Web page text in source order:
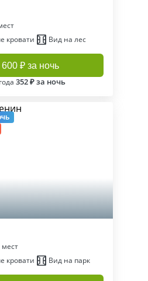
кровати
Вид на лес
₽ за ночь
352 ₽ за ночь
мест
кровати
Вид на парк